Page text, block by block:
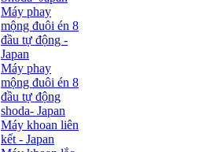
Máy phay
mộng đuôi én 8
đầu tự động -
Japan
Máy phay
mộng đuôi én 8
đầu tự động
shoda- Japan
Máy khoan liên
kết - Japan